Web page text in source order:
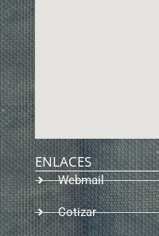
ENLACES
Webmail
Cotizar